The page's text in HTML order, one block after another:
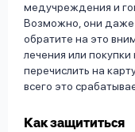
медучреждения и
Возможно, они даже
обратите на это
лечения или
перечислить на
всего это
Как защититься